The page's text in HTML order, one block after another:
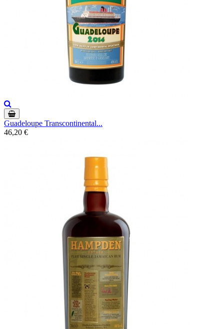
Guadeloupe Transcontinental...
46,20 €